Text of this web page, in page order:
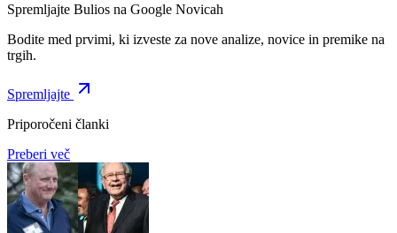
Spremljajte Bulios na Google Novicah
Bodite med prvimi, ki izveste za nove analize, novice in premike na
trgih.
Spremljajte
Priporočeni članki
Preberi več